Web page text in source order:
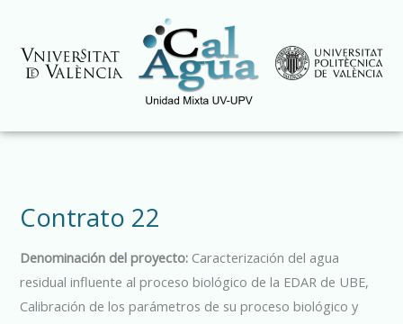
contenido
Contrato 22
Denominación del proyecto: Caracterización del agua
residual influente al proceso biológico de la EDAR de UBE,
Calibración de los parámetros de su proceso biológico y